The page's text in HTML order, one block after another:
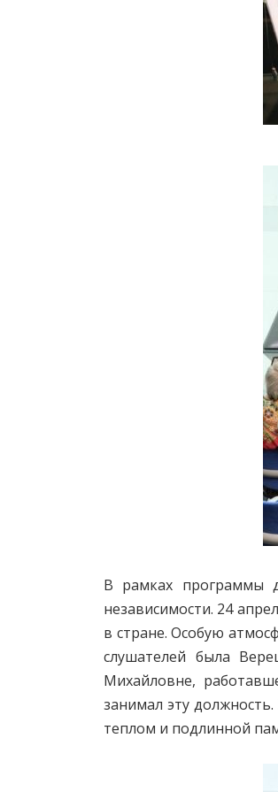
В рамках программы
независимости. 24
в стране. Особую
слушателей была
Михайловне,
занимал эту
теплом и подлинной